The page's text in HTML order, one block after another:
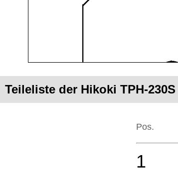
Teileliste der Hikoki TPH-230S
Pos.
1